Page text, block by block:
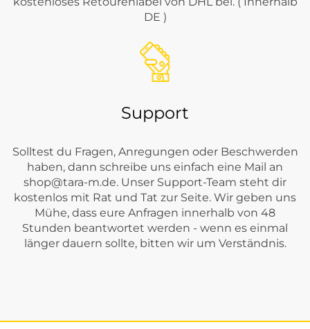
DE )
Support
Solltest du Fragen, Anregungen oder Beschwerden
haben, dann schreibe uns einfach eine Mail an
shop@tara-m.de. Unser Support-Team steht dir
kostenlos mit Rat und Tat zur Seite. Wir geben uns
Mühe, dass eure Anfragen innerhalb von 48
Stunden beantwortet werden - wenn es einmal
länger dauern sollte, bitten wir um Verständnis.